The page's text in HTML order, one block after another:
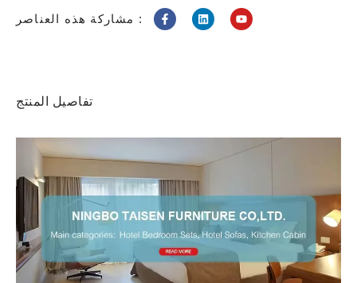
مشاركة هذه العناصر :
تفاصيل المنتج